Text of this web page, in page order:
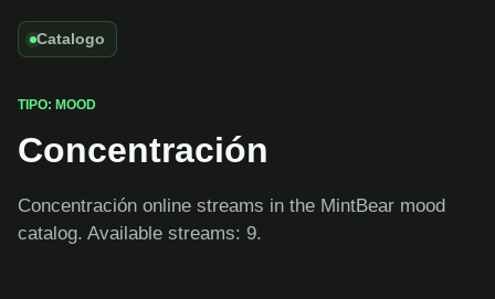
Catalogo
TIPO: MOOD
Concentración
Concentración online streams in the MintBear mood
catalog. Available streams: 9.